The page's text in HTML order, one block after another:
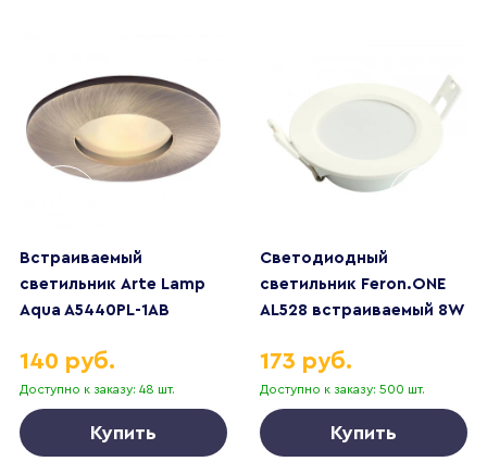
Встраиваемый
светильник Arte Lamp
Aqua A5440PL-1AB
Доступно к заказу: 48 шт.
140 руб.
Купить
Светодиодный
светильник Feron.ONE
AL528 встраиваемый 8W
Доступно к заказу: 500 шт.
173 руб.
Купить